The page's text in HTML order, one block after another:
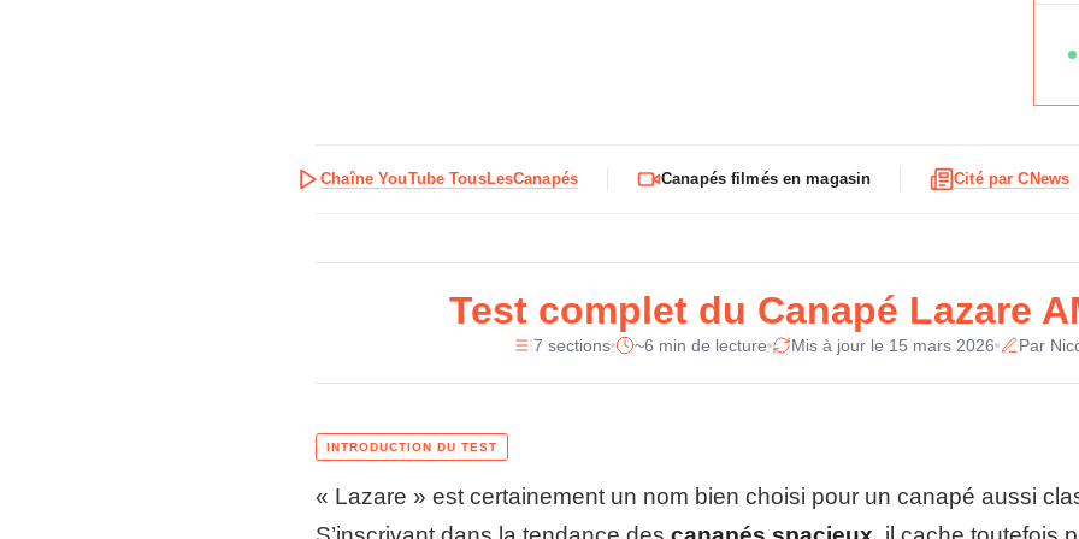
e
c
q
e
u
C
é
Chaîne YouTube TousLesCanapés Canapés filmés en magasin Cité par CNews
Test complet du Canapé Lazare
7 sections ~6 min de lecture Mis à jour le 15 mars 2026 Par
« Lazare » est certainement un nom bien choisi pour un canapé aussi